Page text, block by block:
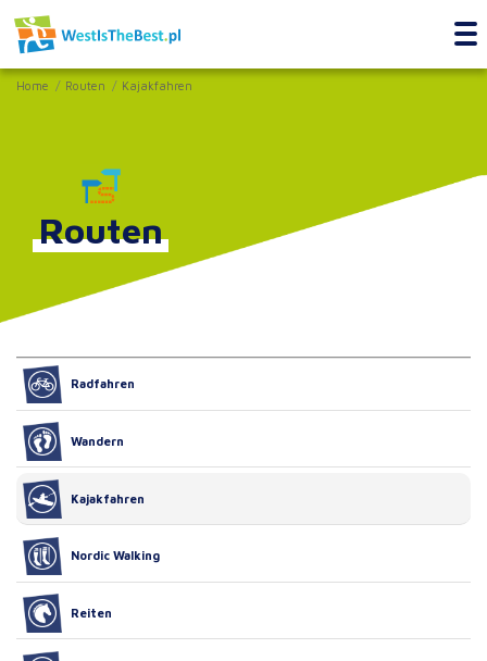
Home Routen Kajakfahren
Routen
Radfahren
Wandern
Kajakfahren
Nordic Walking
Reiten